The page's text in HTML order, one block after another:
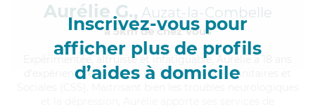
Inscrivez-vous pour
afficher plus de profils
d’aides à domicile
Aurélie G., Auzat-la-Combelle
à 5km de chez Vous
, altruiste et infatiguable, Aurélie a 18 ans
d'expérience et possède un BEP Carrières Sanitaires et